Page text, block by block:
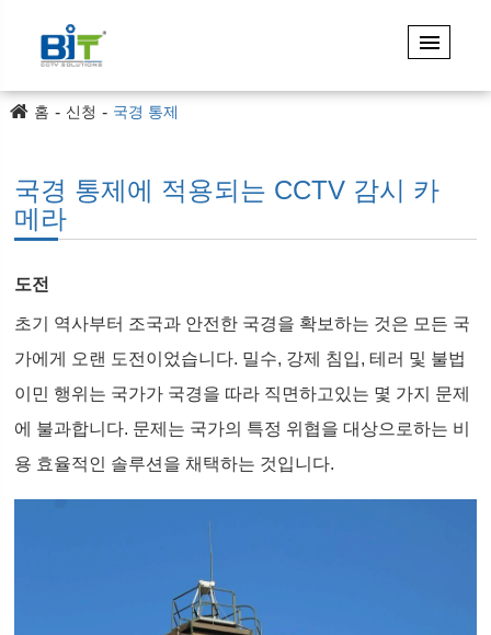
홈 신청 국경 통제
국경 통제에 적용되는 CCTV 감시 카
메라
도전
초기 역사부터 조국과 안전한 국경을 확보하는 것은 모든 국
가에게 오랜 도전이었습니다. 밀수, 강제 침입, 테러 및 불법
이민 행위는 국가가 국경을 따라 직면하고있는 몇 가지 문제
에 불과합니다. 문제는 국가의 특정 위협을 대상으로하는 비
용 효율적인 솔루션을 채택하는 것입니다.